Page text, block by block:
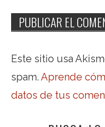
Este sitio usa
spam.Aprende
datos de tus